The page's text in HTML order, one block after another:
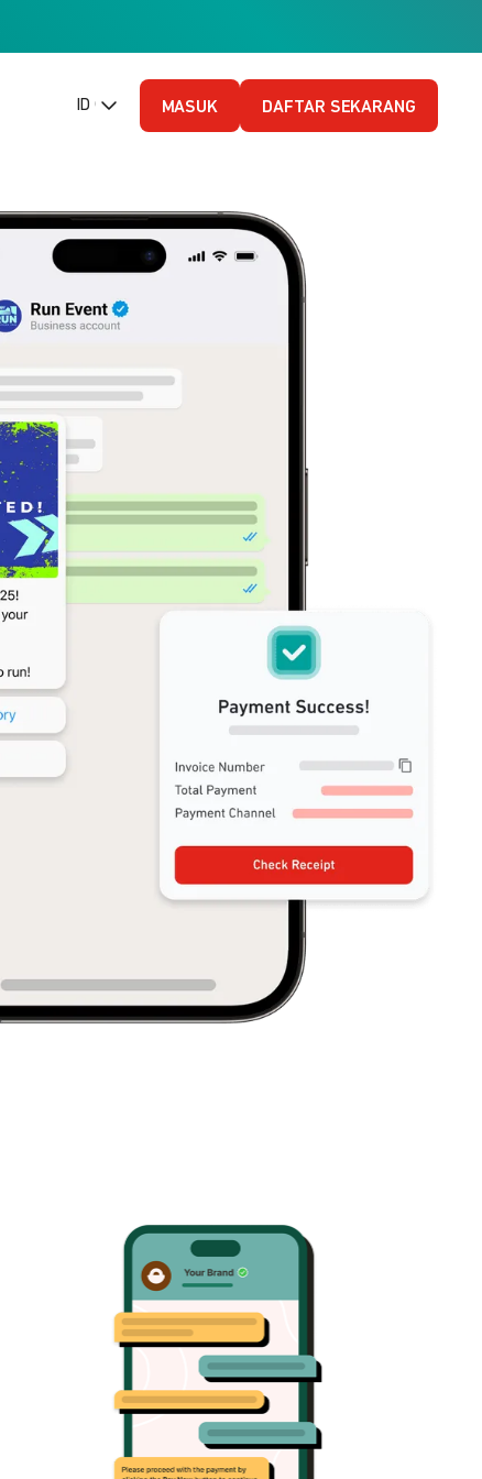
ID (Bahasa Indonesia)
MASUK DAFTAR SEKARANG